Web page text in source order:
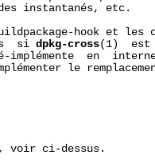
instantanés, etc.
hook et les
si
dpkg-cross(1)  est
implémente  en
le
voir ci-dessus.